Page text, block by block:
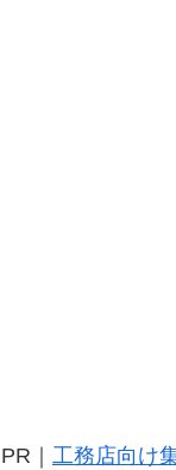
PR｜ 工務店向け